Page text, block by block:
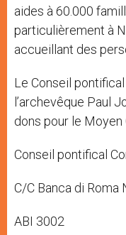
aides à 60.000
particulièrement à
accueillant des
Le Conseil
l’archevêque Paul
dons pour le
Conseil pontifical
C/C Banca di Roma
ABI 3002